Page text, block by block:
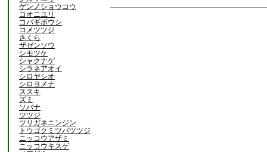
ゲンノショウコウ
コオニユリ
コバギボウシ
コメツツジ
さくら
ザゼンソウ
シモツケ
シャクナゲ
シラネアオイ
シロヤシオ
シロヨメナ
ススキ
ズミ
ソバナ
ツツジ
ツリガネニンジン
トウゴクミツバツツジ
ニッコウアザミ
ニッコウキスゲ